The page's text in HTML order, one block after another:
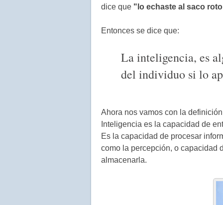
dice que "lo echaste al saco
Entonces se dice que:
La inteligencia, es
del individuo si lo
Ahora nos vamos con la
Inteligencia es la capacidad de
Es la capacidad de procesar
como la percepción, o capacidad
almacenarla.